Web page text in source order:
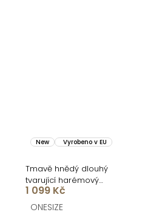
New Vyrobeno v EU
Tmavě hnědý dlouhý
tvarující harémový
overal AZURIO
1 099 Kč
ONESIZE